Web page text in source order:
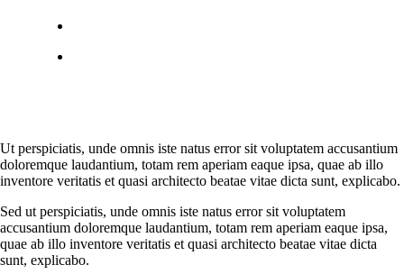
Ut perspiciatis, unde omnis iste natus error sit voluptatem accusantium
doloremque laudantium, totam rem aperiam eaque ipsa, quae ab illo
inventore veritatis et quasi architecto beatae vitae dicta sunt, explicabo.
Sed ut perspiciatis, unde omnis iste natus error sit voluptatem
accusantium doloremque laudantium, totam rem aperiam eaque ipsa,
quae ab illo inventore veritatis et quasi architecto beatae vitae dicta
sunt, explicabo.